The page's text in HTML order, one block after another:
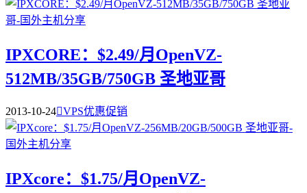
IPXCORE：$2.49/月OpenVZ-
512MB/35GB/750GB 圣地亚哥
2013-10-24VPS优惠促销
IPXcore：$1.75/月OpenVZ-